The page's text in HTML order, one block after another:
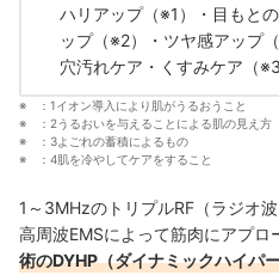
ハリアップ（※1）・目もと
ップ（※2）・ツヤ感アップ
穴汚れケア・くすみケア（
：1イオン導入により肌がうるおうこと
：2うるおいを与えることによる肌の見え方
：3よごれの蓄積によるもの
：4肌を冷やしてケアをすること
1～3MHzのトリプルRF（ラジオ
高周波EMSによって筋肉にアプロ
術のDYHP（ダイナミックハイパ